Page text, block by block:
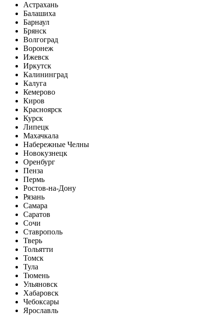
Астрахань
Балашиха
Барнаул
Брянск
Волгоград
Воронеж
Ижевск
Иркутск
Калининград
Калуга
Кемерово
Киров
Красноярск
Курск
Липецк
Махачкала
Набережные Челны
Новокузнецк
Оренбург
Пенза
Пермь
Ростов-на-Дону
Рязань
Самара
Саратов
Сочи
Ставрополь
Тверь
Тольятти
Томск
Тула
Тюмень
Ульяновск
Хабаровск
Чебоксары
Ярославль